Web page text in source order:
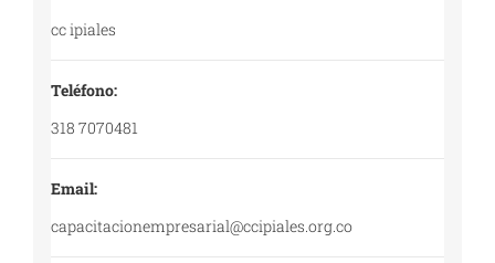
cc ipiales
Teléfono:
318 7070481
Email:
capacitacionempresarial@ccipiales.org.co